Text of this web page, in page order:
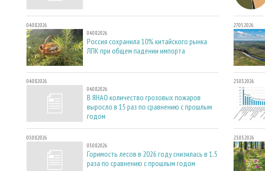
04.08.2026
04.08.2026
Россия сохранила 10% китайского рынка
ЛПК при общем падении импорта
04.08.2026
04.08.2026
В ЯНАО количество грозовых пожаров
выросло в 15 раз по сравнению с прошлым
годом
03.08.2026
03.08.2026
Горимость лесов в 2026 году снизилась в 1,5
раза по сравнению с прошлым годом
27.05.2026
23.03.2026
23.03.2026